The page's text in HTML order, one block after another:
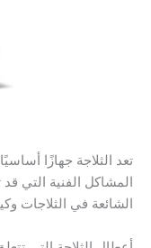
تعد الثلاجة جهازًا
المشاكل الفنية التي
الشائعة في الثلاجات